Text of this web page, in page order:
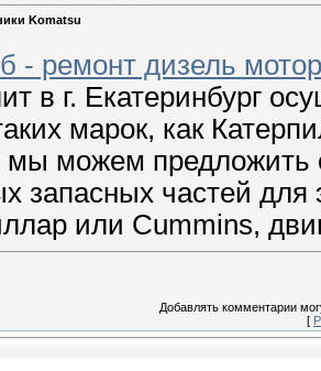
Komatsu
- ремонт дизель
в г. Екатеринбург
марок, как
мы можем предложить
запасных частей
или Cummins,
Добавлять комментарии
[